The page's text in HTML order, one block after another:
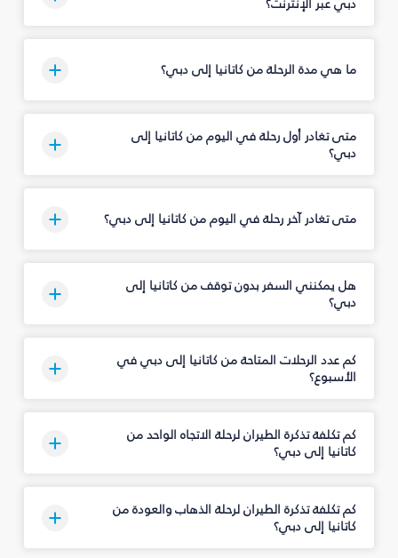
ما هي مدة الرحلة من كاتانيا إلى دبي؟
متى تغادر أول رحلة في اليوم من كاتانيا إلى
دبي؟
متى تغادر آخر رحلة في اليوم من كاتانيا إلى دبي؟
هل يمكنني السفر بدون توقف من كاتانيا إلى
دبي؟
كم عدد الرحلات المتاحة من كاتانيا إلى دبي في
الأسبوع؟
كم تكلفة تذكرة الطيران لرحلة الاتجاه الواحد من
كاتانيا إلى دبي؟
كم تكلفة تذكرة الطيران لرحلة الذهاب والعودة من
كاتانيا إلى دبي؟